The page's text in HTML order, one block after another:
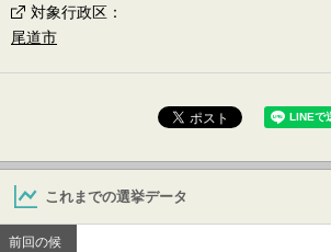
対象行政区 ：
尾道市
これまでの選挙データ
前回の候